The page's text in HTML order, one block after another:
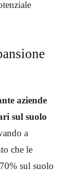
aziende
sul suolo
a
che le
sul suolo